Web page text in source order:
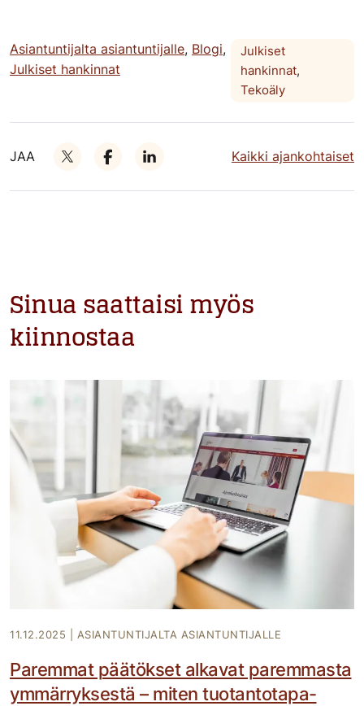
Asiantuntijalta asiantuntijalle, Blogi,
Julkiset hankinnat
Julkiset
hankinnat,
Tekoäly
JAA Kaikki ajankohtaiset
Sinua saattaisi myös
kiinnostaa
11.12.2025 ASIANTUNTIJALTA ASIANTUNTIJALLE
Paremmat päätökset alkavat paremmasta
ymmärryksestä – miten tuotantotapa-